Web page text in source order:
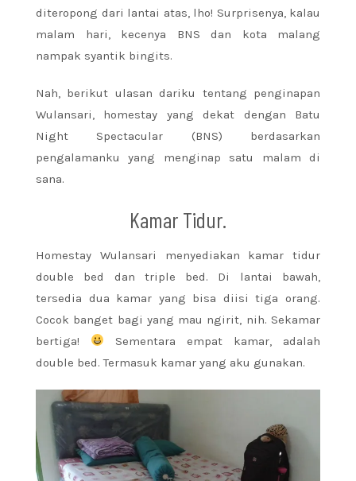
diteropong dari lantai atas, lho! Surprisenya, kalau
malam hari, kecenya BNS dan kota malang
nampak syantik bingits.
Nah, berikut ulasan dariku tentang penginapan
Wulansari, homestay yang dekat dengan Batu
Night Spectacular (BNS) berdasarkan
pengalamanku yang menginap satu malam di
sana.
Kamar Tidur.
Homestay Wulansari menyediakan kamar tidur
double bed dan triple bed. Di lantai bawah,
tersedia dua kamar yang bisa diisi tiga orang.
Cocok banget bagi yang mau ngirit, nih. Sekamar
bertiga!
Sementara empat kamar, adalah
double bed. Termasuk kamar yang aku gunakan.